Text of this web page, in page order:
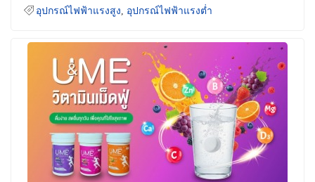
อุปกรณ์ไฟฟ้าแรงสูง อุปกรณ์ไฟฟ้าแรงต่ำ